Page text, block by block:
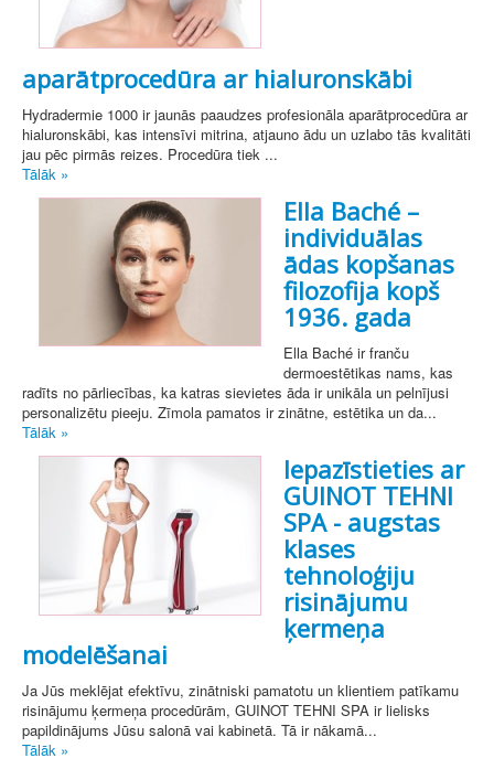
aparātprocedūra ar hialuronskābi
Hydradermie 1000 ir jaunās paaudzes profesionāla aparātprocedūra ar
hialuronskābi, kas intensīvi mitrina, atjauno ādu un uzlabo tās kvalitāti
jau pēc pirmās reizes. Procedūra tiek ...
Tālāk »
Ella Baché –
individuālas
ādas kopšanas
filozofija kopš
1936. gada
Ella Baché ir franču
dermoestētikas nams, kas
radīts no pārliecības, ka katras sievietes āda ir unikāla un pelnījusi
personalizētu pieeju. Zīmola pamatos ir zinātne, estētika un da...
Tālāk »
Iepazīstieties ar
GUINOT TEHNI
SPA - augstas
klases
tehnoloģiju
risinājumu
ķermeņa
modelēšanai
Ja Jūs meklējat efektīvu, zinātniski pamatotu un klientiem patīkamu
risinājumu ķermeņa procedūrām, GUINOT TEHNI SPA ir lielisks
papildinājums Jūsu salonā vai kabinetā. Tā ir nākamā...
Tālāk »